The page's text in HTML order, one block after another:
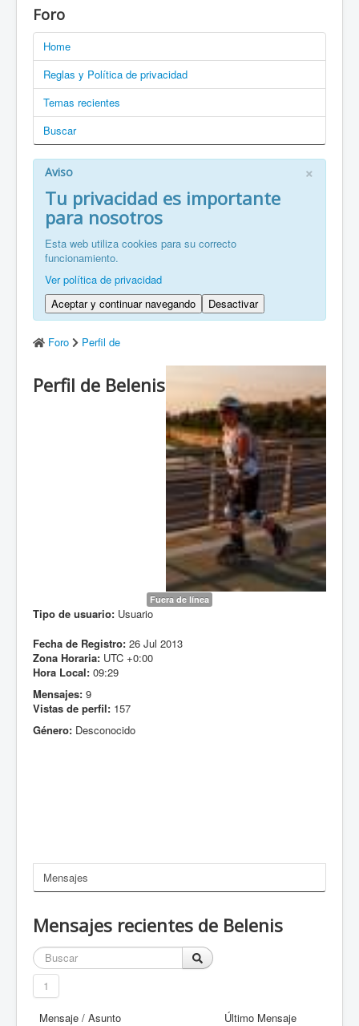
EN: Welcome to ZaragozaRoller!
EN: How to become a member?
DE: Willkommen zu ZaragozaRoller!
PT: Bem vindo a ZaragozaRoller!
CAT: Benvingut a ZaragozaRoller!
GAL: Benvido a ZaragozaRoller!
FR: Bienvenu à ZaragozaRoller!
ZH: 欢迎来到萨拉戈萨轮滑协会！
Foro
Home
Reglas y Política de privacidad
Temas recientes
Buscar
×
Aviso
Tu privacidad es importante
para nosotros
Esta web utiliza cookies para su correcto
funcionamiento.
Ver política de privacidad
Aceptar y continuar navegando
Desactivar
Foro Perfil de
Perfil de Belenis
Fuera de línea
Tipo de usuario: Usuario
Fecha de Registro: 26 Jul 2013
Zona Horaria: UTC +0:00
Hora Local: 09:29
Mensajes: 9
Vistas de perfil: 157
Género: Desconocido
Mensajes
Mensajes recientes de Belenis
1
Mensaje / Asunto Último Mensaje